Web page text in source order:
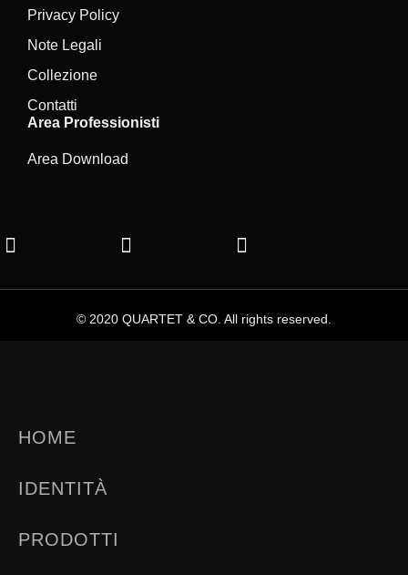
Privacy Policy
Note Legali
Collezione
Contatti
Area Professionisti
Area Download
© 2020 QUARTET & CO. All rights reserved.
HOME
IDENTITÀ
PRODOTTI